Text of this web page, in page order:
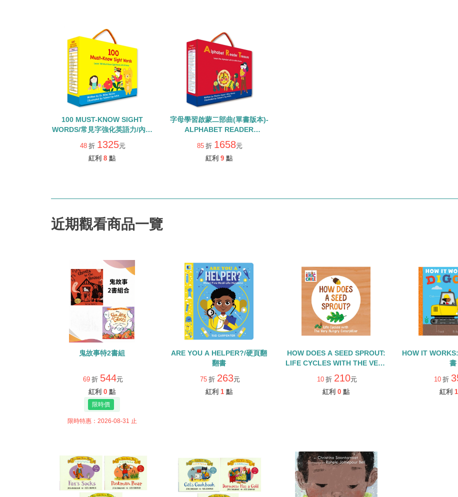
100 MUST-KNOW SIGHT
WORDS/常見字強化英語力/內含
25本小書+Qrcode+字卡
48 折 1325元
紅利 8 點
字母學習啟蒙二部曲(單書版本)-
ALPHABET READER
TREASURE /內含26本小書
+Qrcode
85 折 1658元
紅利 9 點
近期觀看商品一覽
鬼故事特2書組
69 折 544元
紅利 0 點
限時特惠：2026-08-31 止
ARE YOU A HELPER?/硬頁翻
翻書
75 折 263元
紅利 1 點
HOW DOES A SEED SPROUT:
LIFE CYCLES WITH THE VERY
HUNGRY CATERPILLAR/硬頁
書
10 折 210元
紅利 0 點
HOW IT
書
10 折
紅利 1